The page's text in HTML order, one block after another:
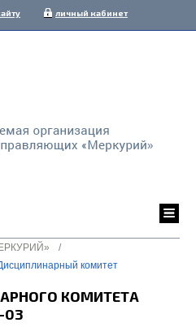
личный кабинет
/
комитет
КОМИТЕТА
03